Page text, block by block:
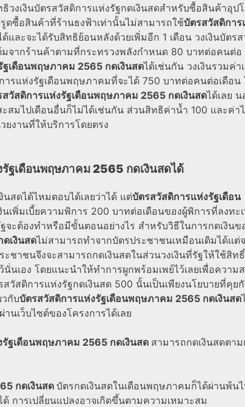
วงเงินบัตรสวัสดิการแห่งรัฐกดเงินสดสำหรับซื้อสินค้าอุป
ซื้อสินค้าที่ร้านธงฟ้าเท่านั้นไม่สามารถใช้บัตรสวัสดิการ
และจะได้รับสิทธิย้อนหลังด้วยเพิ่มอีก 1 เดือน วงเงินบัตรส
จากร้านค้าตามที่กระทรวงพลังกำหนด 80 บาทต่อคนต่อ
เดือนพฤษภาคม 2565 กดเงินสดได้เช่นกัน วงเงินรวมค่า
ารแห่งรัฐเดือนพฤษภาคมที่จะได้ 750 บาทต่อคนต่อเดือน
สวัสดิการแห่งรัฐเดือนพฤษภาคม 2565 กดเงินสดได้เลย
ะสมไปเดือนอื่นก็ไม่ได้เช่นกัน ส่วนสิทธิค่าน้ำ 100 และค่า
งานที่ให้บริการโดยตรง
ฐเดือนพฤษภาคม 2565 กดเงินสดได้
นสดได้ไหมตอบได้เลยว่าได้ แต่บัตรสวัสดิการแห่งรัฐเดือน
นเพิ่มเบี้ยความพิการ 200 บาทต่อเดือนของผู้พิการที่ลงทะ
จะต้องทำหรือมีขั้นตอนอย่างไร สำหรับวิธีในการกดเงินข
เงินสดไม่สามารถทำจากบัตรประชาชนเหมือนเดิมได้แต่
ชาชนจึงจะสามารถกดเงินสดในส่วนวงเงินที่รัฐให้ใช้สิท
นเอง โดยแนะนำให้ทำการผูกพร้อมเพย์ไว้เลยเพื่อความ
สวัสดิการแห่งรัฐกดเงินสด 500 นั้นเป็นเพียงนโยบายที่คุย
กับบัตรสวัสดิการแห่งรัฐเดือนพฤษภาคม 2565 กดเงินสด
ผ่านเว็บไซต์ของโครงการได้เลย
ฐเดือนพฤษภาคม 2565 กดเงินสด สามารถกดเงินสดตาม
กดเงินสด บัตรกดเงินสดในเดือนพฤษภาคมก็ได้ผ่านพ้น
การเปลี่ยนแปลงอาจเกิดขึ้นตามความเหมาะสม